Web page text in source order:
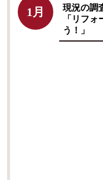
1月
現況の調
「リフ
う！」